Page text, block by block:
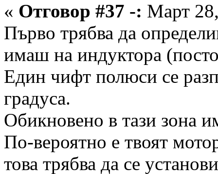
« Отговор #37 -: Март
Първо трябва да
имаш на индуктора
Един чифт полюси се
градуса.
Обикновено в тази зона
По-вероятно е твоят
това трябва да се